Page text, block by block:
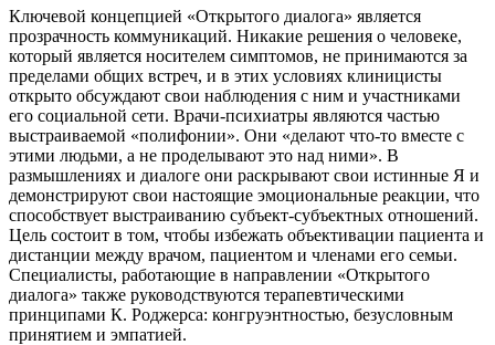
Ключевой концепцией «Открытого диалога» является
прозрачность коммуникаций. Никакие решения о человеке,
который является носителем симптомов, не принимаются за
пределами общих встреч, и в этих условиях клиницисты
открыто обсуждают свои наблюдения с ним и участниками
его социальной сети. Врачи-психиатры являются частью
выстраиваемой «полифонии». Они «делают что-то вместе с
этими людьми, а не проделывают это над ними». В
размышлениях и диалоге они раскрывают свои истинные Я и
демонстрируют свои настоящие эмоциональные реакции, что
способствует выстраиванию субъект-субъектных отношений.
Цель состоит в том, чтобы избежать объективации пациента и
дистанции между врачом, пациентом и членами его семьи.
Специалисты, работающие в направлении «Открытого
диалога» также руководствуются терапевтическими
принципами К. Роджерса: конгруэнтностью, безусловным
принятием и эмпатией.